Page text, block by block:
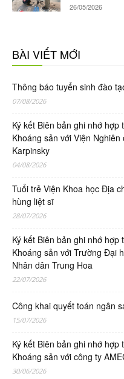
26/05/2026
BÀI VIẾT MỚI
Thông báo tuyển sinh đào
07/08/2026
Ký kết Biên bản ghi nhớ
Khoáng sản với Viện
Karpinsky
04/08/2026
Tuổi trẻ Viện Khoa học Địa
hùng liệt sĩ
28/07/2026
Ký kết Biên bản ghi nhớ
Khoáng sản với Trường Đại
Nhân dân Trung Hoa
22/07/2026
Công khai quyết toán ngân
15/07/2026
Ký kết Biên bản ghi nhớ
Khoáng sản với công ty
30/06/2026